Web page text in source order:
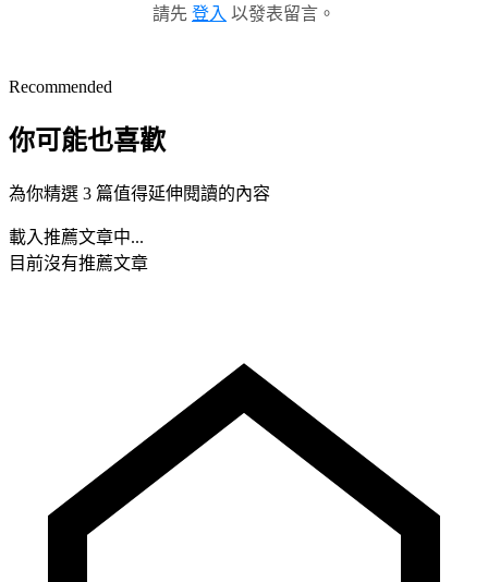
請先 登入 以發表留言。
Recommended
你可能也喜歡
為你精選 3 篇值得延伸閱讀的內容
載入推薦文章中...
目前沒有推薦文章